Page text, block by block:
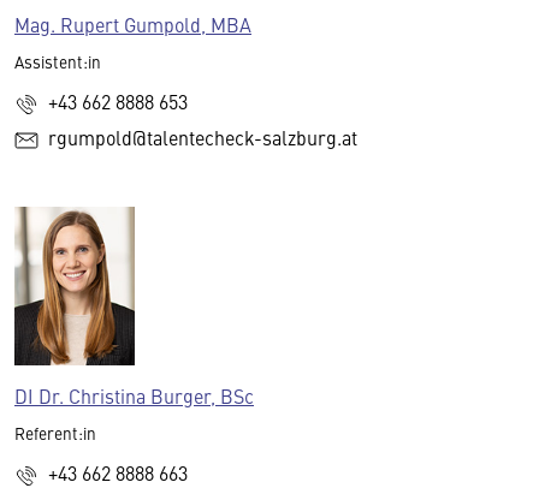
Mag. Rupert Gumpold, MBA
Assistent:in
+43 662 8888 653
rgumpold@talentecheck-salzburg.at
DI Dr. Christina Burger, BSc
Referent:in
+43 662 8888 663